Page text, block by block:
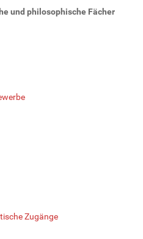
und philosophische Fächer
Zugänge